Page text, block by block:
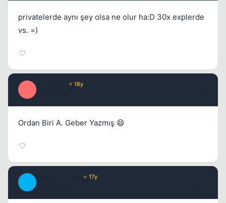
privatelerde aynı şey olsa ne olur ha:D 30x explerde
vs. =)
⭐ 18y
Ordan Biri A. Geber Yazmış 😄
⭐ 17y